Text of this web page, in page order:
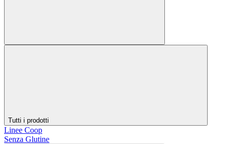
Tutti i prodotti
Linee Coop
Senza Glutine